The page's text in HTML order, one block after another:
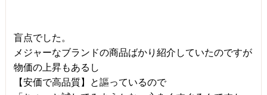
盲点でした。
メジャーなブランドの商品ばかり紹介していたのですが
物価の上昇もあるし
【安価で高品質】と謳っているので